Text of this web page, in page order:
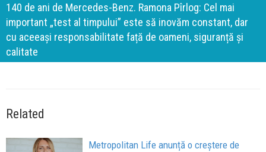
140 de ani de Mercedes-Benz. Ramona Pîrlog: Cel mai
important „test al timpului” este să inovăm constant, dar
cu aceeași responsabilitate față de oameni, siguranță și
calitate
Related
Metropolitan Life anunță o creștere de